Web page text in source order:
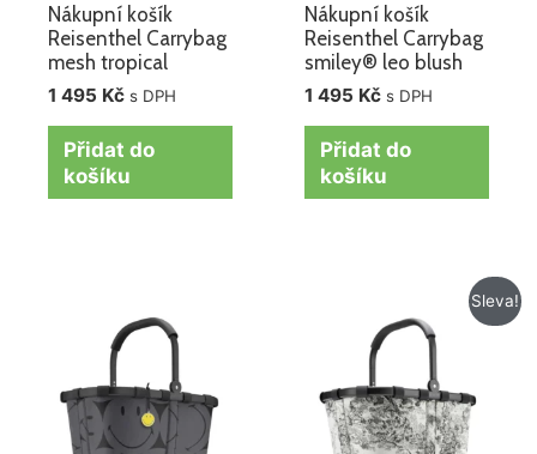
Nákupní košík
Reisenthel Carrybag
mesh tropical
1 495 Kč s DPH
Přidat do
košíku
Nákupní košík
Reisenthel Carrybag
smiley® leo blush
1 495 Kč s DPH
Přidat do
košíku
Sleva!
cena
byla:
495 Kč.
Aktuální
cena